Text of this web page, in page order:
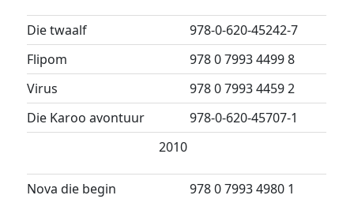
Die twaalf
978-0-620-45242-7
Flipom
978 0 7993 4499 8
Virus
978 0 7993 4459 2
Die Karoo avontuur
978-0-620-45707-1
2010
Nova die begin
978 0 7993 4980 1